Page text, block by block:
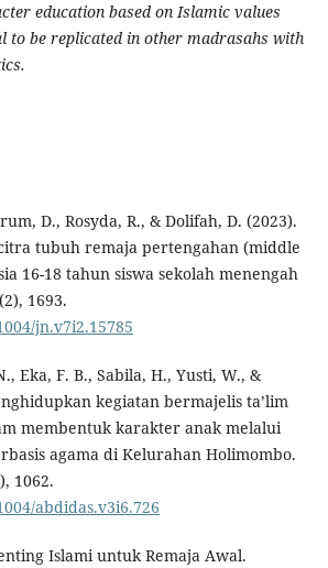
education based on Islamic values
to be replicated in other madrasahs with
D., Rosyda, R., & Dolifah, D. (2023).
tubuh remaja pertengahan (middle
16-18 tahun siswa sekolah menengah
1693.
jn.v7i2.15785
Eka, F. B., Sabila, H., Yusti, W., &
kegiatan bermajelis ta’lim
membentuk karakter anak melalui
agama di Kelurahan Holimombo.
1062.
abdidas.v3i6.726
Islami untuk Remaja Awal.